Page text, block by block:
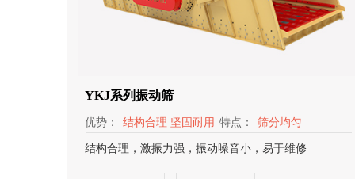
YKJ系列振动筛
优势： 结构合理 坚固耐用 特点： 筛分均匀
结构合理，激振力强，振动噪音小，易于维修